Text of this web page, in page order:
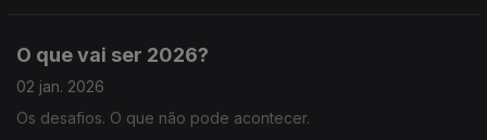
O que vai ser 2026?
02 jan. 2026
Os desafios. O que não pode acontecer.